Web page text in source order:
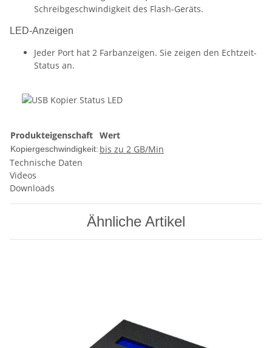
Schreibgeschwindigkeit des Flash-Geräts.
LED-Anzeigen
Jeder Port hat 2 Farbanzeigen. Sie zeigen den Echtzeit-
Status an.
Produkteigenschaft Wert
Kopiergeschwindigkeit: bis zu 2 GB/Min
Technische Daten
Videos
Downloads
Ähnliche Artikel